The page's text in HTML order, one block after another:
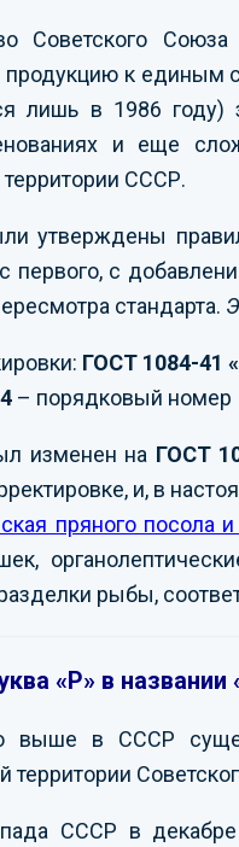
Советского
продукцию к единым
лишь в 1986 году)
и еще
территории СССР.
утверждены
первого, с
стандарта.
ГОСТ 1084-41
– порядковый номер
изменен на ГОСТ
и, в
пряного посола
рыбы,
«Р» в
выше в СССР
территории
СССР в